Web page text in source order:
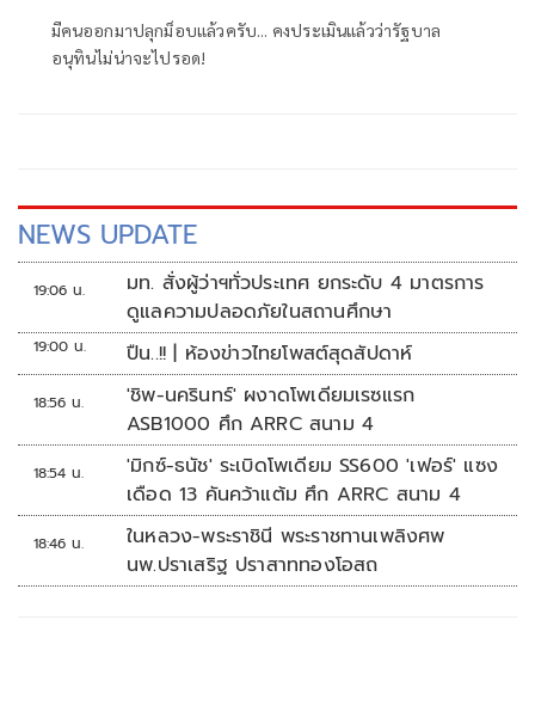
มีคนออกมาปลุกม็อบแล้วครับ... คงประเมินแล้วว่ารัฐบาล
อนุทินไม่น่าจะไปรอด!
NEWS UPDATE
19:06 น.
มท. สั่งผู้ว่าฯทั่วประเทศ ยกระดับ 4 มาตรการ
ดูแลความปลอดภัยในสถานศึกษา
19:00 น. ปืน..!! | ห้องข่าวไทยโพสต์สุดสัปดาห์
18:56 น.
'ชิพ-นครินทร์' ผงาดโพเดียมเรซแรก
ASB1000 ศึก ARRC สนาม 4
18:54 น.
'มิกซ์-ธนัช' ระเบิดโพเดียม SS600 'เฟอร์' แซง
เดือด 13 คันคว้าแต้ม ศึก ARRC สนาม 4
18:46 น.
ในหลวง-พระราชินี พระราชทานเพลิงศพ
นพ.ปราเสริฐ ปราสาททองโอสถ